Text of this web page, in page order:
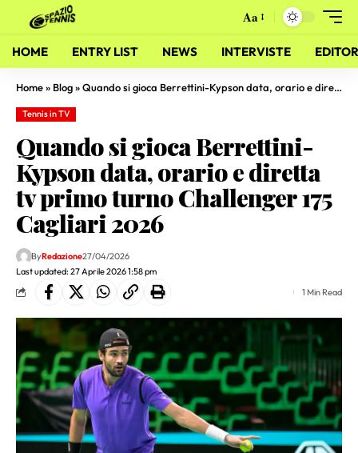
Aa
HOME ENTRY LIST NEWS INTERVISTE
Home» Blog»Quando si gioca Berrettini-Kypson data, orario e diretta tv primo turno Challenger 175 Cagliari 2026
Tennis in TV
Quando si gioca Berrettini-
Kypson data, orario e diretta
tv primo turno Challenger 175
Cagliari 2026
Last updated: 27 Aprile 2026 1:58 pm
ByRedazione27/04/2026
1 Min Read